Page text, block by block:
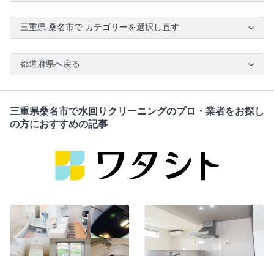
三重県 桑名市で カテゴリーを選択し直す
都道府県へ戻る
三重県桑名市で水回りクリーニングのプロ・業者をお探し
の方におすすめの記事